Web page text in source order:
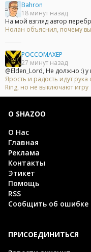
Bahron
18 минут назад
На мой взгляд автор
Нолан объяснил, почему
POCCOMAXEP
27 минут назад
@Elden_Lord, Не должно :) у
Ярость и радость идут
Ring, но не выключают игру
О SHAZOO
О Нас
Главная
Реклама
Контакты
Этикет
Помощь
RSS
Сообщить об ошибке
ПРИСОЕДИНИТЬСЯ